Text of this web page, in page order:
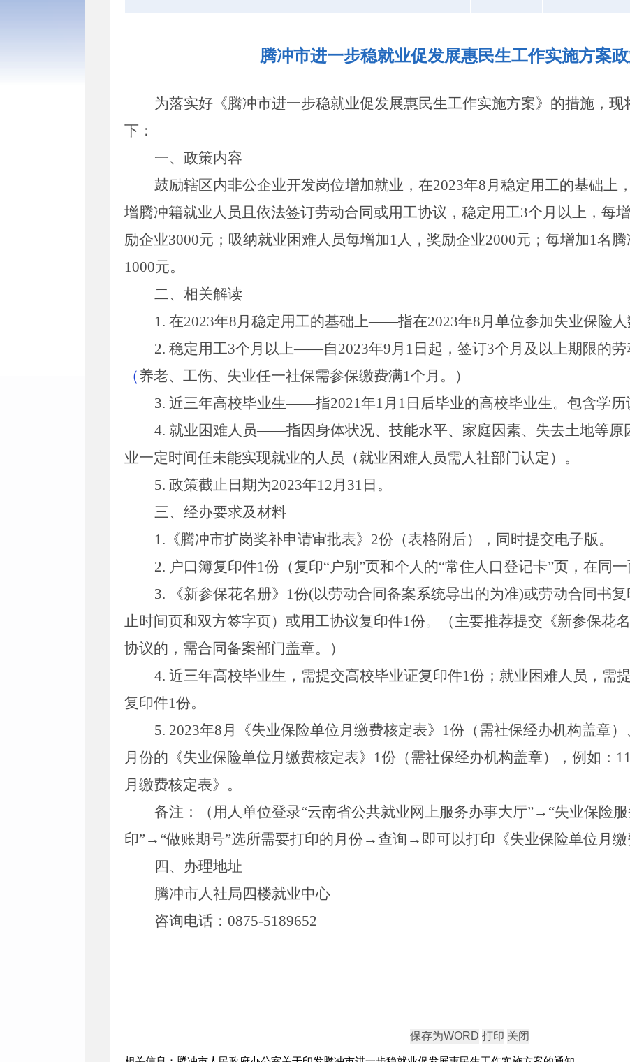
腾冲市进一步稳就业促发展惠民生工作实施方案
为落实好 《腾冲市进一步稳就业促发展惠民生工作实施方案》 的措施，现
下 ：
一、政策内容
鼓励辖区内非公企业开发岗位增加就业，在2023年8月 稳定用工的基础上
增腾冲籍就业人员且依法签订劳动合同或用工协议，稳定用工3个月以上，每
励企业3000元；吸纳就业困难人员每增加1人，奖励企业2000元；每增加1名腾
1000元。
二、相关解读
1. 在2023年8月 稳定用工的基础上——指在2023年8月单位参加失业保险人
2. 稳定用工3个月以上——自2023年9月 1 日起，签订3个月及以上期限的
（养老、工伤、失业任一社保需参保缴费满1个月。）
3. 近三年高校毕业生——指2021年1月 1 日后毕业的高校毕业生。包含学历
4. 就业困难人员——指因身体状况、技能水平、家庭因素、失去土地等
业一定时间任未能实现就业的人员（就业困难人员需人社部门认定）。
5. 政策截止日期为2023年12月 31 日。
三、经办要求及材料
1. 《腾冲市扩岗奖补申请审批表》 2份（表格附后），同时提交电子版。
2. 户口簿复印件1份（复印“户别”页和个人的“常住人口登记卡”页，在同一
3.
《新参保花名册》 1份(以劳动合同备案系统导出的为准)或劳动合同书复
止时间页和双方签字页）或用工协议复印件1份。（主要推荐提交《新参保花
协议的，需合同备案部门盖章。）
4. 近三年高校毕业生， 需提交高校毕业证复印件1份；就业困难人员，需
复印件1份。
5. 2023年8月《失业保险单位月缴费核定表》 1份（需社保经办机构盖章）
月份的《失业保险单位月缴费核定表》 1份（需社保经办机构盖章），例如： 11
月缴费核定表》。
备注：（用人单位登录“云南省公共就业网上服务办事大厅”→ “失业保险
印”→ “做账期号”选所需要打印的月份 →查询 → 即可以打印《失业保险单位月缴
四、办理地址
腾冲市人社局四楼就业中心
咨询电话： 0875-5189652